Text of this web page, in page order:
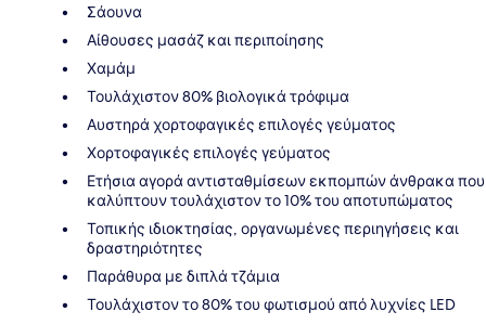
Σάουνα
Αίθουσες μασάζ και περιποίησης
Χαμάμ
Τουλάχιστον 80% βιολογικά τρόφιμα
Αυστηρά χορτοφαγικές επιλογές γεύματος
Χορτοφαγικές επιλογές γεύματος
Ετήσια αγορά αντισταθμίσεων εκπομπών άνθρακα που
καλύπτουν τουλάχιστον το 10% του αποτυπώματος
Τοπικής ιδιοκτησίας, οργανωμένες περιηγήσεις και
δραστηριότητες
Παράθυρα με διπλά τζάμια
Τουλάχιστον το 80% του φωτισμού από λυχνίες LED